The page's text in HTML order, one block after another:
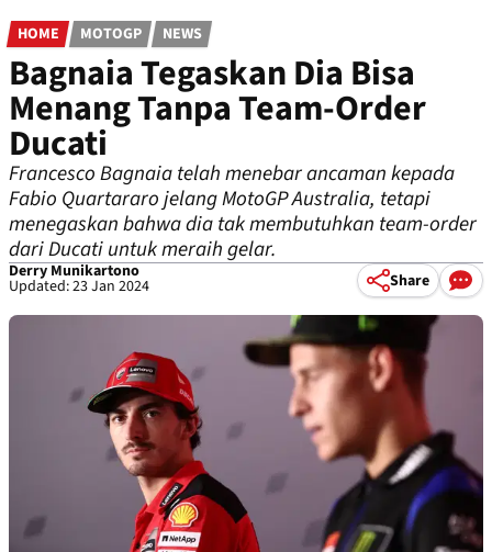
HOME MOTOGP NEWS
Bagnaia Tegaskan Dia Bisa
Menang Tanpa Team-Order
Ducati
Francesco Bagnaia telah menebar ancaman kepada
Fabio Quartararo jelang MotoGP Australia, tetapi
menegaskan bahwa dia tak membutuhkan team-order
dari Ducati untuk meraih gelar.
Derry Munikartono
Updated: 23 Jan 2024 Share